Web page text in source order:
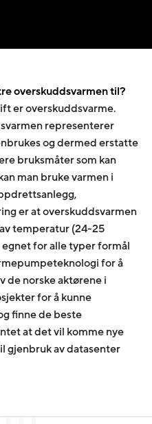
overskuddsvarmen til?
er overskuddsvarme.
representerer
og dermed erstatte
bruksmåter som kan
man bruke varmen i
er at overskuddsvarmen
temperatur (24-25
for alle typer formål
for å
de norske aktørene i
for å kunne
finne de beste
at det vil komme nye
gjenbruk av datasenter